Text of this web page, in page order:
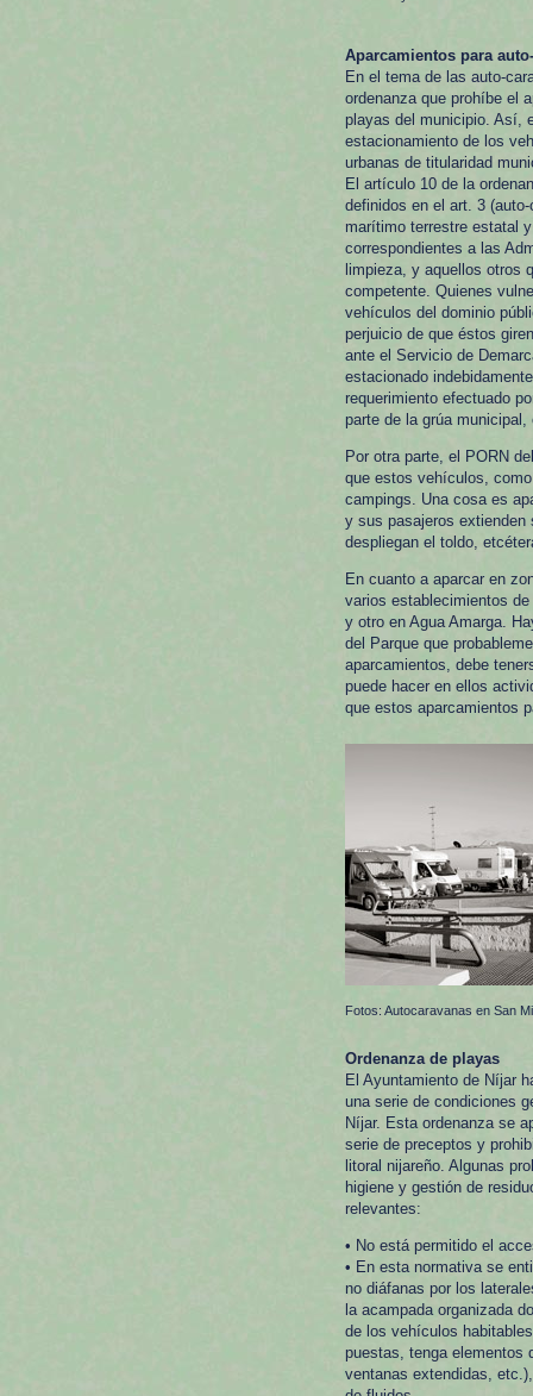
Aparcamientos para
En el tema de las auto-
ordenanza que prohíbe el
playas del municipio. Así,
estacionamiento de los
urbanas de titularidad
El artículo 10 de la
definidos en el art. 3
marítimo terrestre estatal
correspondientes a las
limpieza, y aquellos otros
competente. Quienes
vehículos del dominio
perjuicio de que éstos
ante el Servicio de
estacionado
requerimiento efectuado
parte de la grúa
Por otra parte, el PORN
que estos vehículos,
campings. Una cosa es
y sus pasajeros
despliegan el toldo,
En cuanto a aparcar en
varios establecimientos
y otro en Agua Amarga.
del Parque que
aparcamientos, debe
puede hacer en ellos
que estos aparcamientos
Fotos: Autocaravanas en San
Ordenanza de playas
El Ayuntamiento de Níjar
una serie de condiciones
Níjar. Esta ordenanza se
serie de preceptos y
litoral nijareño. Algunas
higiene y gestión de
relevantes:
• No está permitido el
• En esta normativa se
no diáfanas por los
la acampada organizada
de los vehículos
puestas, tenga elementos
ventanas extendidas,